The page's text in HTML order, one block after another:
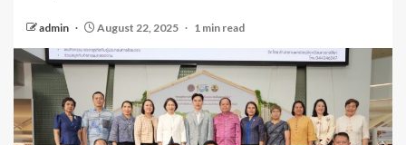
admin August 22, 2025 1 min read